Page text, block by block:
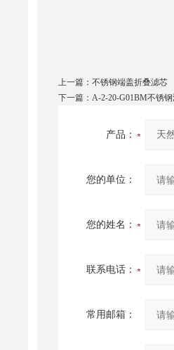
上一篇： 不锈钢端盖折叠滤芯
下一篇： A-2-20-G01BM不锈
产品：
您的单位：
您的姓名：
联系电话：
常用邮箱：